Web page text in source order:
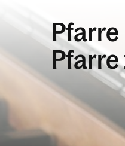
Pfarre